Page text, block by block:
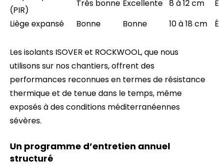
(PIR)
Très bonne Excellente 8 à 12 cm
Liège expansé
Bonne Bonne 10 à 18 cm
Les isolants ISOVER et ROCKWOOL, que nous
utilisons sur nos chantiers, offrent des
performances reconnues en termes de résistance
thermique et de tenue dans le temps, même
exposés à des conditions méditerranéennes
sévères.
Un programme d’entretien annuel
structuré